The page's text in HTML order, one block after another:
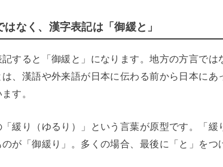
はなく、漢字表記は「御緩と」
記すると「御緩と」になります。地方の方言で
、漢語や外来語が日本に伝わる前から日本にあ
す。
「緩り（ゆるり）」という言葉が原型です。「緩
が「御緩り」。多くの場合、最後に「と」をつ